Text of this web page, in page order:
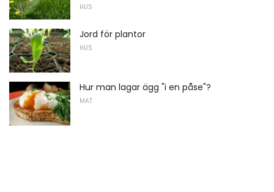
HUS
Jord för plantor
HUS
Hur man lagar ägg "i en påse"?
MAT